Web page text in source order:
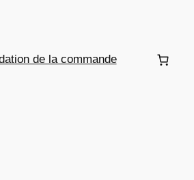
de la commande